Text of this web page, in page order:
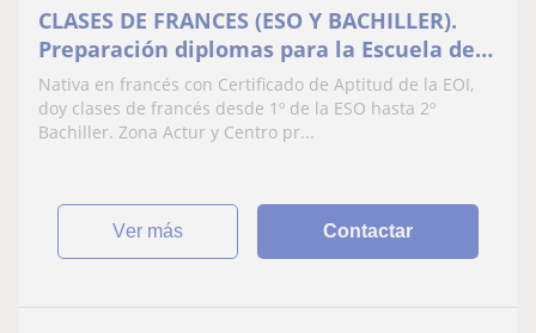
CLASES DE FRANCES (ESO Y BACHILLER).
Preparación diplomas para la Escuela de
Idiomas.Clases de conversacion
Nativa en francés con Certificado de Aptitud de la EOI,
doy clases de francés desde 1º de la ESO hasta 2º
Bachiller. Zona Actur y Centro pr...
ver más Contactar